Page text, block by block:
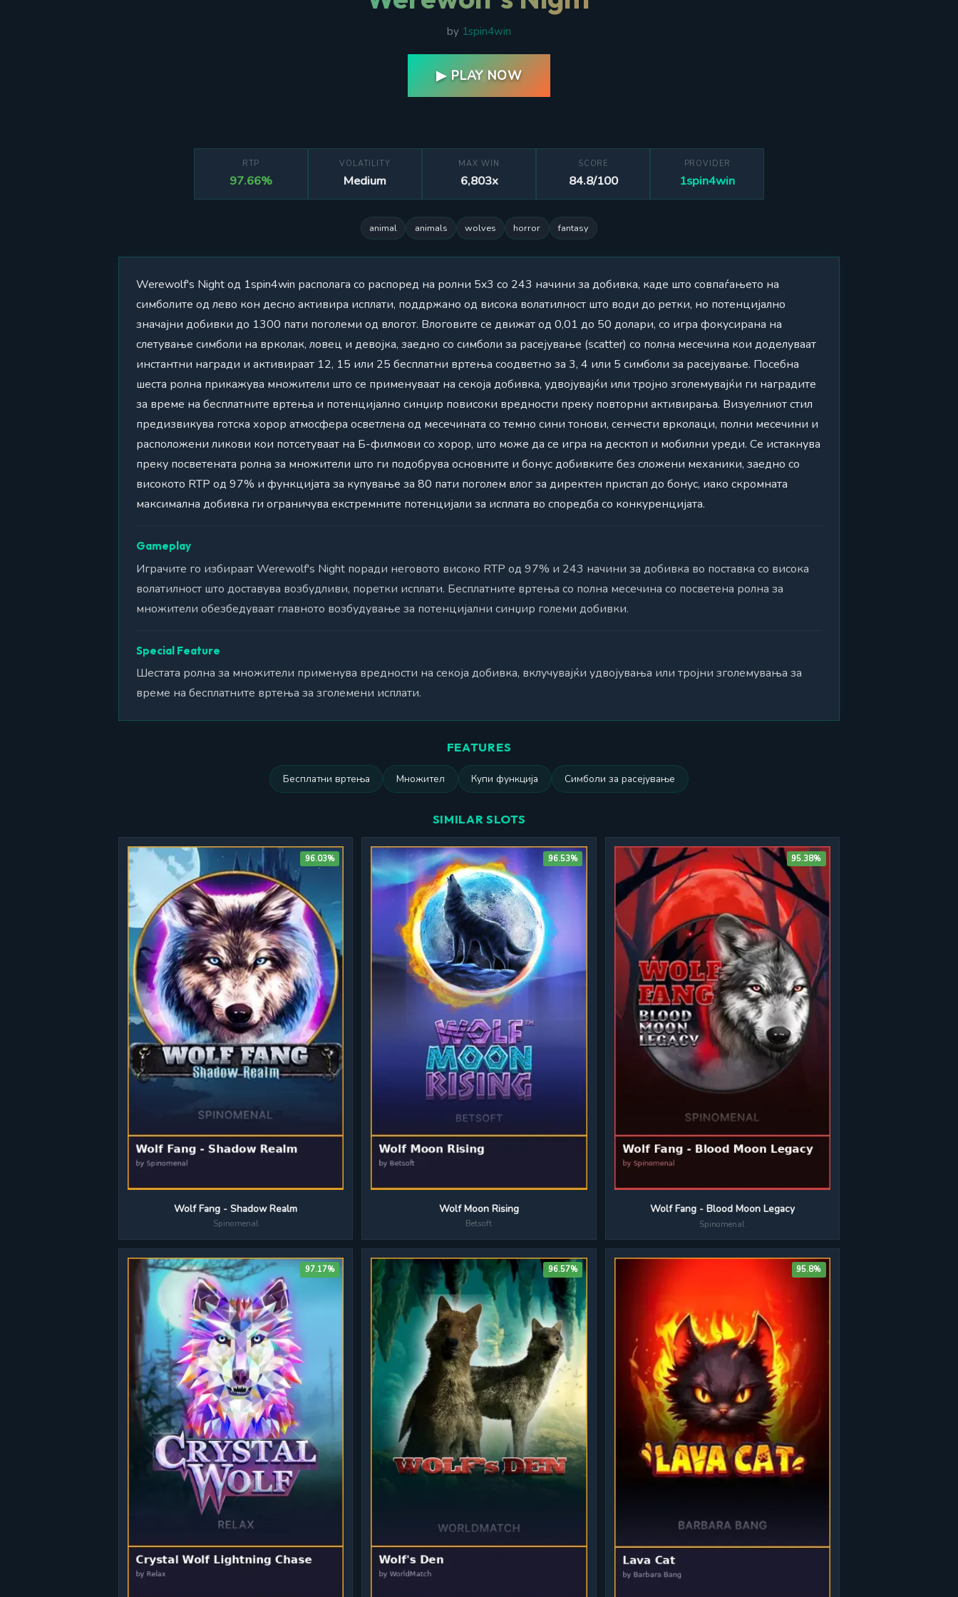
by 1spin4win
▶ PLAY NOW
RTP
97.66%
VOLATILITY
Medium
MAX WIN
6,803x
SCORE
84.8/100
PROVIDER
1spin4win
animal animals wolves horror fantasy
Werewolf's Night од 1spin4win располага со распоред на ролни 5x3 со 243 начини за добивка, каде што совпаѓањето на
симболите од лево кон десно активира исплати, поддржано од висока волатилност што води до ретки, но потенцијално
значајни добивки до 1300 пати поголеми од влогот. Влоговите се движат од 0,01 до 50 долари, со игра фокусирана на
слетување симболи на врколак, ловец и девојка, заедно со симболи за расејување (scatter) со полна месечина кои доделуваат
инстантни награди и активираат 12, 15 или 25 бесплатни вртења соодветно за 3, 4 или 5 симболи за расејување. Посебна
шеста ролна прикажува множители што се применуваат на секоја добивка, удвојувајќи или тројно зголемувајќи ги наградите
за време на бесплатните вртења и потенцијално синџир повисоки вредности преку повторни активирања. Визуелниот стил
предизвикува готска хорор атмосфера осветлена од месечината со темно сини тонови, сенчести врколаци, полни месечини и
расположени ликови кои потсетуваат на Б-филмови со хорор, што може да се игра на десктоп и мобилни уреди. Се истакнува
преку посветената ролна за множители што ги подобрува основните и бонус добивките без сложени механики, заедно со
високото RTP од 97% и функцијата за купување за 80 пати поголем влог за директен пристап до бонус, иако скромната
максимална добивка ги ограничува екстремните потенцијали за исплата во споредба со конкуренцијата.
Gameplay
Играчите го избираат Werewolf's Night поради неговото високо RTP од 97% и 243 начини за добивка во поставка со висока
волатилност што доставува возбудливи, поретки исплати. Бесплатните вртења со полна месечина со посветена ролна за
множители обезбедуваат главното возбудување за потенцијални синџир големи добивки.
Special Feature
Шестата ролна за множители применува вредности на секоја добивка, вклучувајќи удвојувања или тројни зголемувања за
време на бесплатните вртења за зголемени исплати.
FEATURES
Бесплатни вртења Множител Купи функција Симболи за расејување
SIMILAR SLOTS
96.03%
Wolf Fang - Shadow Realm
Spinomenal
96.53%
Wolf Moon Rising
Betsoft
95.38%
Wolf Fang - Blood Moon Legacy
Spinomenal
97.17% 96.57% 95.8%